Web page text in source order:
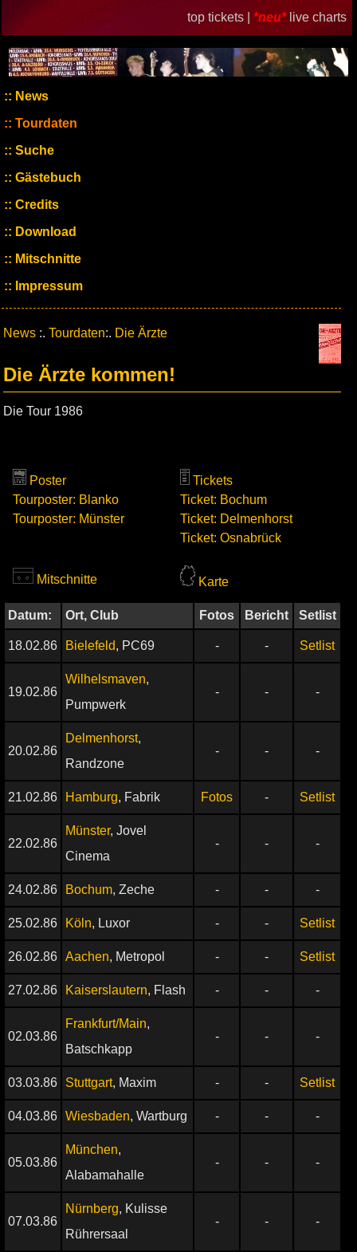
top tickets | *neu* live charts
News
Tourdaten
Suche
Gästebuch
Credits
Download
Mitschnitte
Impressum
News :. Tourdaten:. Die Ärzte
Die Ärzte kommen!
Die Tour 1986
Poster
Tourposter: Blanko
Tourposter: Münster
Tickets
Ticket: Bochum
Ticket: Delmenhorst
Ticket: Osnabrück
Mitschnitte Karte
Datum: Ort, Club Fotos Bericht Setlist
18.02.86 Bielefeld, PC69 - - Setlist
19.02.86
Wilhelsmaven,
Pumpwerk
- - -
20.02.86
Delmenhorst,
Randzone
- - -
21.02.86 Hamburg, Fabrik Fotos - Setlist
22.02.86
Münster, Jovel
Cinema
- - -
24.02.86 Bochum, Zeche - - -
25.02.86 Köln, Luxor - - Setlist
26.02.86 Aachen, Metropol - - Setlist
27.02.86 Kaiserslautern, Flash - - -
02.03.86
Frankfurt/Main,
Batschkapp
- - -
03.03.86 Stuttgart, Maxim - - Setlist
04.03.86 Wiesbaden, Wartburg - - -
05.03.86
München,
Alabamahalle
- - -
07.03.86
Nürnberg, Kulisse
Rührersaal
- - -